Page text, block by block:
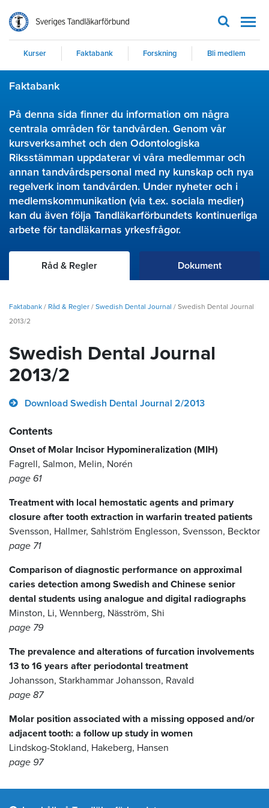
Kurser Faktabank Forskning Bli medlem
Faktabank
På denna sida finner du information om några
centrala områden för tandvården. Genom vår
kursverksamhet och den Odontologiska
Riksstämman uppdaterar vi våra medlemmar och
annan tandvårdspersonal med ny kunskap och nya
regelverk inom tandvården. Under nyheter och i
medlemskommunikation (via t.ex. sociala medier)
kan du även följa Tandläkarförbundets kontinuerliga
arbete för tandläkarnas yrkesfrågor.
Råd & Regler Dokument
Faktabank / Råd & Regler / Swedish Dental Journal / Swedish Dental Journal
2013/2
Swedish Dental Journal
2013/2
Download Swedish Dental Journal 2/2013
Contents
Onset of Molar Incisor Hypomineralization (MIH)
Fagrell, Salmon, Melin, Norén
page 61
Treatment with local hemostatic agents and primary
closure after tooth extraction in warfarin treated patients
Svensson, Hallmer, Sahlström Englesson, Svensson, Becktor
page 71
Comparison of diagnostic performance on approximal
caries detection among Swedish and Chinese senior
dental students using analogue and digital radiographs
Minston, Li, Wennberg, Näsström, Shi
page 79
The prevalence and alterations of furcation involvements
13 to 16 years after periodontal treatment
Johansson, Starkhammar Johansson, Ravald
page 87
Molar position associated with a missing opposed and/or
adjacent tooth: a follow up study in women
Lindskog-Stokland, Hakeberg, Hansen
page 97